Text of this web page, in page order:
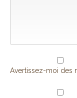
Avertissez-moi des